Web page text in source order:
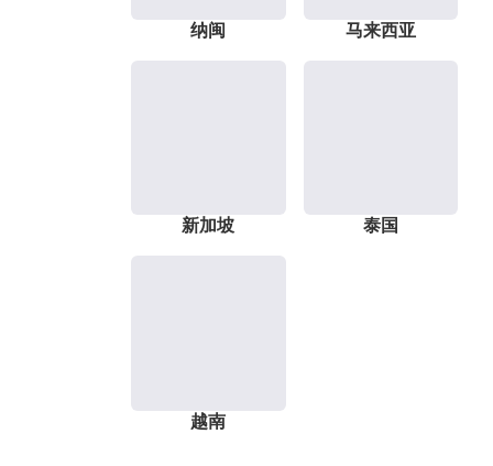
纳闽 马来西亚
新加坡 泰国
越南